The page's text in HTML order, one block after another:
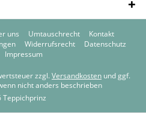
uns Umtauschrecht
Kontakt
Widerrufsrecht
Datenschutz
Impressum
zzgl. Versandkosten und ggf.
nicht anders beschrieben